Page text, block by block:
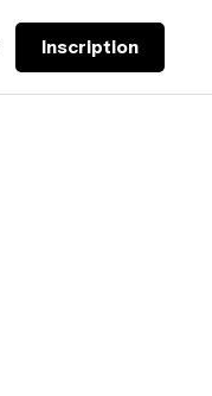
Inscription